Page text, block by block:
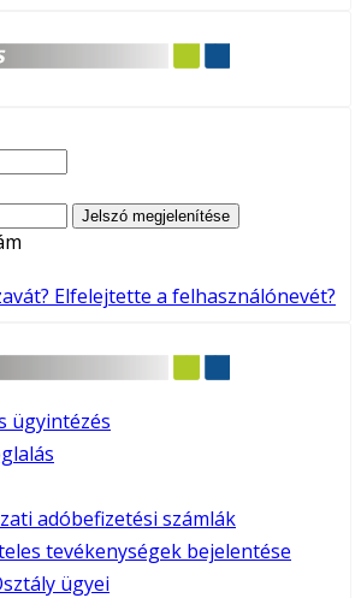
Jelszó megjelenítése
Elfelejtette a felhasználónevét?
ügyintézés
adóbefizetési számlák
tevékenységek bejelentése
ügyei